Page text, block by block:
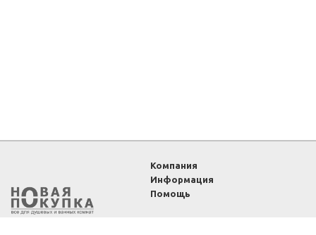
Компания
Информация
Помощь